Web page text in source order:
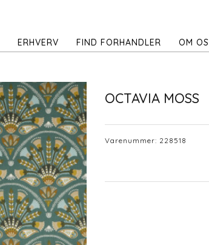
ERHVERV FIND FORHANDLER OM OS
OCTAVIA MOSS
Varenummer: 228518